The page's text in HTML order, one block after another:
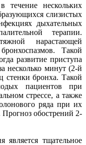
течение нескольких
слизистых
дыхательных
терапии.
нарастающей
Такой
развитие приступа
несколько минут (2-й
стенки бронха. Такой
пациентов при
стрессе, а также
ряда при их
Прогноз обострений 2-
является тщательное